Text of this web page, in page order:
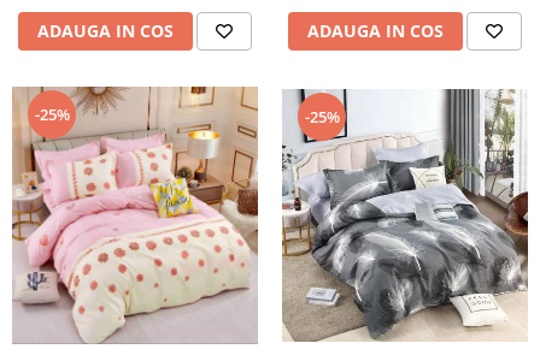
ADAUGA IN COS ADAUGA IN COS
-25% -25%